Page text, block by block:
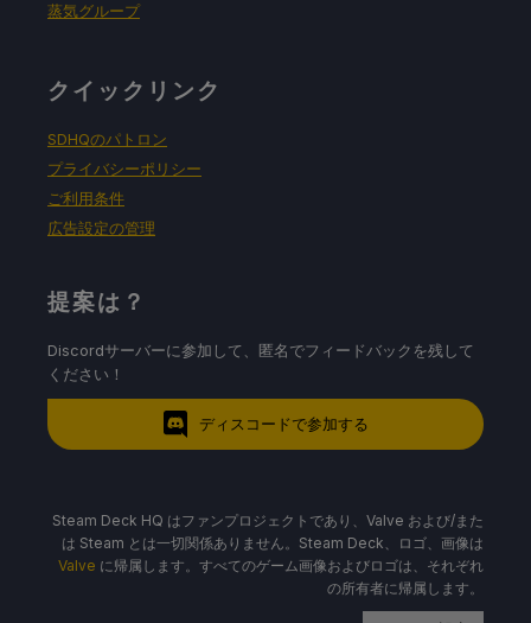
蒸気グループ
クイックリンク
SDHQのパトロン
プライバシーポリシー
ご利用条件
広告設定の管理
提案は？
Discordサーバーに参加して、匿名でフィードバックを残して
ください！
ディスコードで参加する
Steam Deck HQ はファンプロジェクトであり、Valve および/また
は Steam とは一切関係ありません。Steam Deck、ロゴ、画像は
Valve に帰属します。すべてのゲーム画像およびロゴは、それぞれ
の所有者に帰属します。